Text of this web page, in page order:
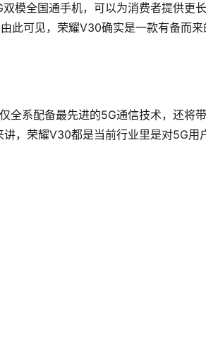
模全国通手机，可以为消费者提供更
此可见，荣耀V30确实是一款有备而来
全系配备最先进的5G通信技术，还将
，荣耀V30都是当前行业里是对5G用